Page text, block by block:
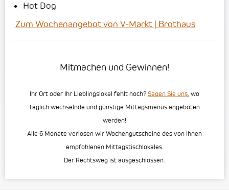
Hot Dog
Zum Wochenangebot von V-Markt | Brothaus
Mitmachen und Gewinnen!
Ihr Ort oder Ihr Lieblingslokal fehlt noch? Sagen Sie uns, wo
täglich wechselnde und günstige Mittagsmenüs angeboten
werden!
Alle 6 Monate verlosen wir Wochengutscheine des von Ihnen
empfohlenen Mittagstischlokales.
Der Rechtsweg ist ausgeschlossen.